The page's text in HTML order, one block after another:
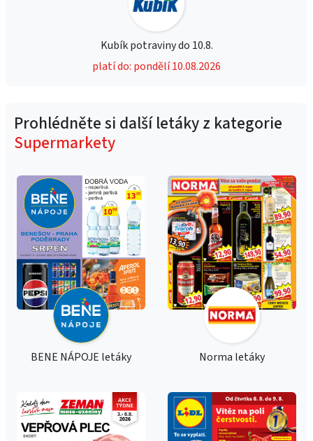
Kubík potraviny do 10.8.
platí do: pondělí 10.08.2026
Prohlédněte si další letáky z kategorie
Supermarkety
BENE NÁPOJE letáky Norma letáky